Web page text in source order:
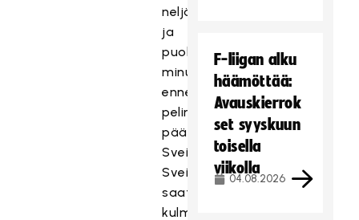
neljä
ja
puoli
minuuttia
ennen
pelin
päätöstä
Sveitsi.
Sveitsin
saatua
kulmavapaalyönnin
F-liigan alku
häämöttää:
Avauskierrok
set syyskuun
toisella
viikolla
04.08.2026